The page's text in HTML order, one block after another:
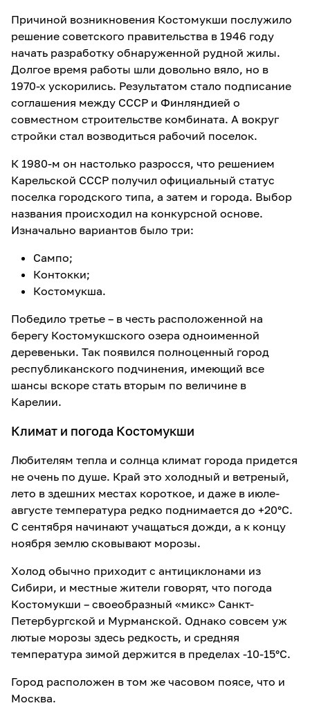
Причиной возникновения Костомукши послужило
решение советского правительства в 1946 году
начать разработку обнаруженной рудной жилы.
Долгое время работы шли довольно вяло, но в
1970-х ускорились. Результатом стало подписание
соглашения между СССР и Финляндией о
совместном строительстве комбината. А вокруг
стройки стал возводиться рабочий поселок.
К 1980-м он настолько разросся, что решением
Карельской СССР получил официальный статус
поселка городского типа, а затем и города. Выбор
названия происходил на конкурсной основе.
Изначально вариантов было три:
Сампо;
Контокки;
Костомукша.
Победило третье – в честь расположенной на
берегу Костомукшского озера одноименной
деревеньки. Так появился полноценный город
республиканского подчинения, имеющий все
шансы вскоре стать вторым по величине в
Карелии.
Климат и погода Костомукши
Любителям тепла и солнца климат города придется
не очень по душе. Край это холодный и ветреный,
лето в здешних местах короткое, и даже в июле-
августе температура редко поднимается до +20°C.
С сентября начинают учащаться дожди, а к концу
ноября землю сковывают морозы.
Холод обычно приходит с антициклонами из
Сибири, и местные жители говорят, что погода
Костомукши – своеобразный «микс» Санкт-
Петербургской и Мурманской. Однако совсем уж
лютые морозы здесь редкость, и средняя
температура зимой держится в пределах -10-15°C.
Город расположен в том же часовом поясе, что и
Москва.